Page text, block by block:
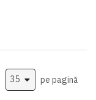
pe pagină